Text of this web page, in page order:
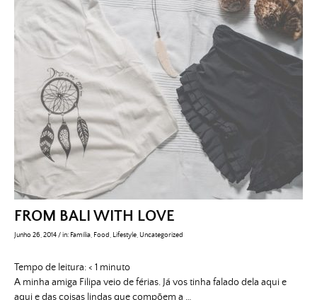
FROM BALI WITH LOVE
Junho 26, 2014/in: Família Food Lifestyle Uncategorized
Tempo de leitura:< 1 minuto
A minha amiga Filipa veio de férias. Já vos tinha falado dela aqui e
aqui e das coisas lindas que compõem a …